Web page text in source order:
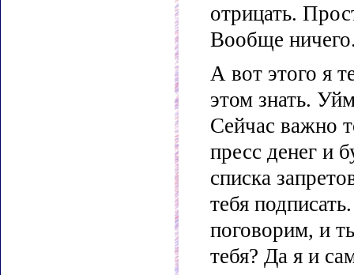
отрицать.
Вообще
А вот этого я
этом знать.
Сейчас важно
пресс денег и
списка
тебя
поговорим, и
тебя? Да я и